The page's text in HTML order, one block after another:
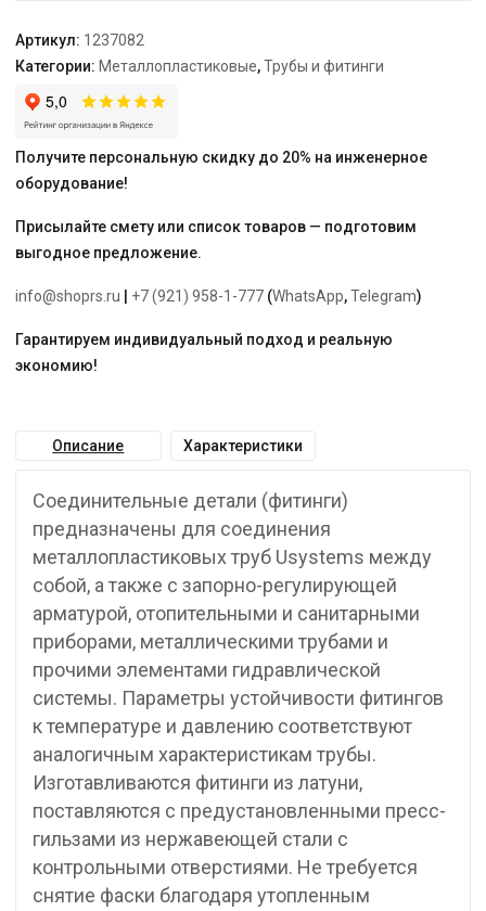
20-
20-
20
Артикул: 1237082
Категории: Металлопластиковые,Трубы и фитинги
Получите персональную скидку до 20% на инженерное
оборудование!
Присылайте смету или список товаров — подготовим
выгодное предложение.
info@shoprs.ru +7 (921) 958-1-777 (WhatsApp,Telegram)
Гарантируем индивидуальный подход и реальную
экономию!
Описание Характеристики
Соединительные детали (фитинги)
предназначены для соединения
металлопластиковых труб Usystems между
собой, а также с запорно-регулирующей
арматурой, отопительными и санитарными
приборами, металлическими трубами и
прочими элементами гидравлической
системы. Параметры устойчивости фитингов
к температуре и давлению соответствуют
аналогичным характеристикам трубы.
Изготавливаются фитинги из латуни,
поставляются с предустановленными пресс-
гильзами из нержавеющей стали с
контрольными отверстиями. Не требуется
снятие фаски благодаря утопленным